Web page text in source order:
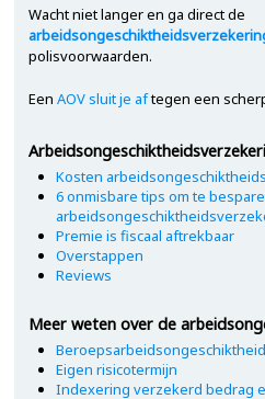
Wacht niet langer en ga direct de
polisvoorwaarden.
Een AOV sluit je aftegen een
Kosten
6 onmisbare tips om te
Premie is fiscaal aftrekbaar
Overstappen
Reviews
Meer weten over de
Beroepsarbeidsongeschiktheid
Eigen risicotermijn
Indexering verzekerd bedrag